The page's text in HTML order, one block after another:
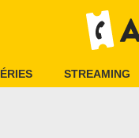
STREAMING